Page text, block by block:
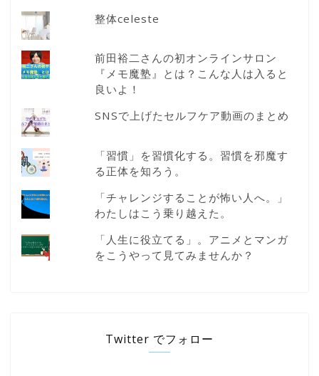
整体celeste
前田裕二さんの初オンラインサロン
『メモ魔塾』とは？こんな人は入ると
良いよ！
SNSで上げたセルフケア動画のまとめ
「習慣」を習慣化する。習慣を邪魔す
る正体を知ろう。
「チャレンジすることが怖い人へ。」
わたしはこう乗り越えた。
「人生に役立てる」。アニメとマンガ
をこうやって見てみませんか？
Twitter でフォロー